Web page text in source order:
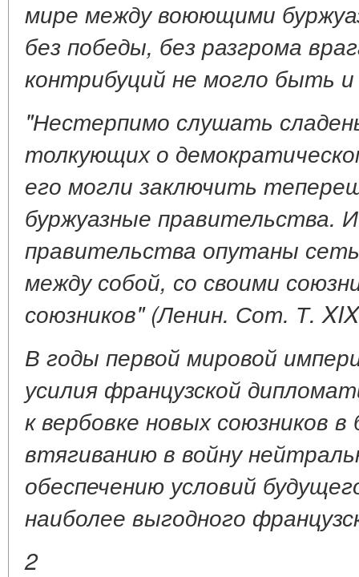
мире между воюющими
без победы, без разгрома
контрибуций не могло быть и
"Нестерпимо слушать
толкующих о
его могли заключить
буржуазные правительства.
правительства опутаны
между собой, со своими
союзников" (Ленин. Сот. Т.
В годы первой мировой
усилия французской
к вербовке новых союзников
втягиванию в войну
обеспечению условий
наиболее выгодного
2